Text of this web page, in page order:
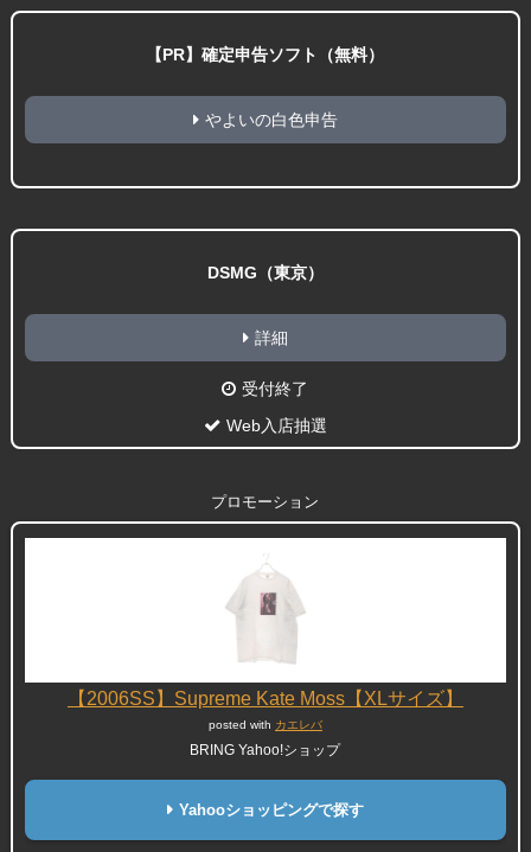
【PR】確定申告ソフト（無料）
やよいの白色申告
DSMG（東京）
詳細
受付終了
Web入店抽選
プロモーション
【2006SS】Supreme Kate Moss【XLサイズ】
posted with カエレバ
BRING Yahoo!ショップ
Yahooショッピングで探す